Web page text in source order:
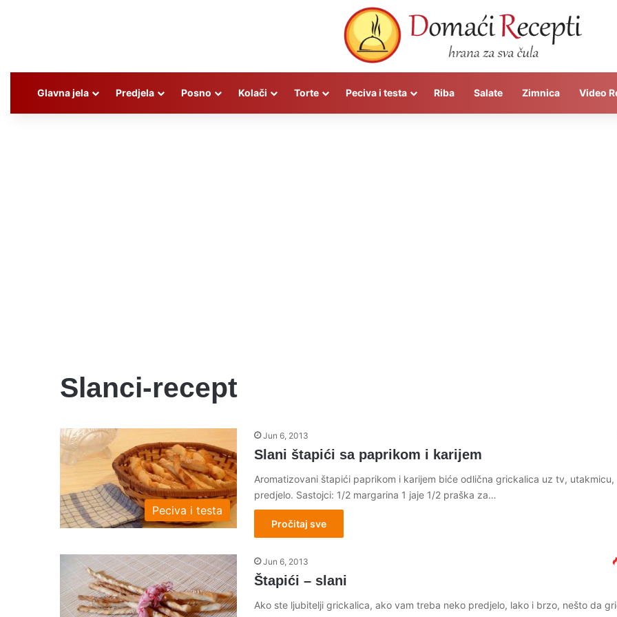
Glavna jela Predjela Posno Kolači Torte Peciva i testa Riba Salate Zimnica Video
Slanci-recept
Peciva i testa
Jun 6, 2013
Slani štapići sa paprikom i karijem
Aromatizovani štapići paprikom i karijem biće odlična grickalica uz tv, utakmicu,
predjelo. Sastojci: 1/2 margarina 1 jaje 1/2 praška za…
Pročitaj sve
Jun 6, 2013
Štapići – slani
Ako ste ljubitelji grickalica, ako vam treba neko predjelo, lako i brzo, nešto da